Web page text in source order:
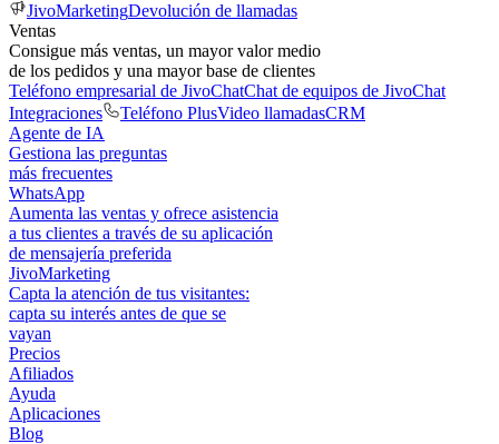
JivoMarketingDevolución de llamadas
Ventas
Consigue más ventas, un mayor valor medio
de los pedidos y una mayor base de clientes
Teléfono empresarial de JivoChatChat de equipos de JivoChat
Integraciones
Teléfono PlusVideo llamadasCRM
Agente de IA
Gestiona las preguntas
más frecuentes
WhatsApp
Aumenta las ventas y ofrece asistencia
a tus clientes a través de su aplicación
de mensajería preferida
JivoMarketing
Capta la atención de tus visitantes:
capta su interés antes de que se
vayan
Precios
Afiliados
Ayuda
Aplicaciones
Blog